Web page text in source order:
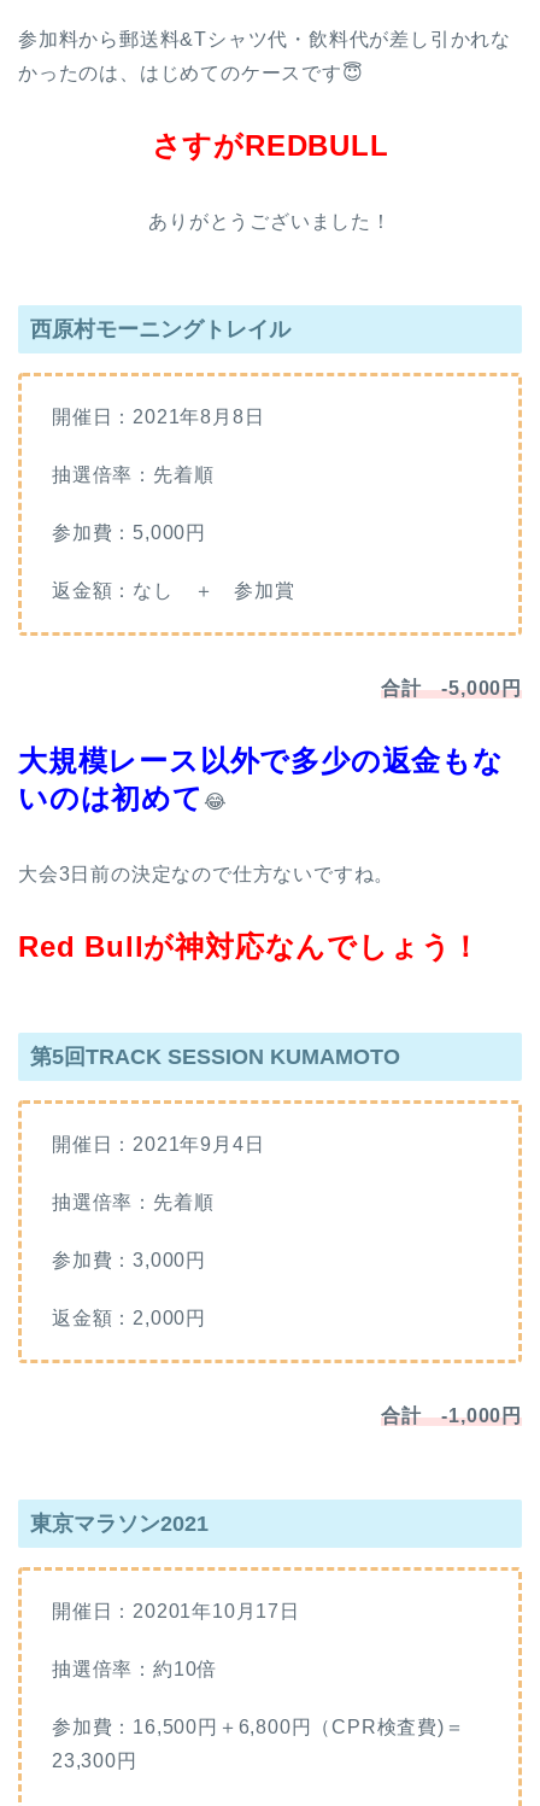
参加料から郵送料&Tシャツ代・飲料代が差し引かれな
かったのは、はじめてのケースです😇
さすがREDBULL
ありがとうございました！
西原村モーニングトレイル
開催日：2021年8月8日
抽選倍率：先着順
参加費：5,000円
返金額：なし ＋ 参加賞
合計 -5,000円
大規模レース以外で多少の返金もな
いのは初めて 😂
大会3日前の決定なので仕方ないですね。
Red Bullが神対応なんでしょう！
第5回TRACK SESSION KUMAMOTO
開催日：2021年9月4日
抽選倍率：先着順
参加費：3,000円
返金額：2,000円
合計 -1,000円
東京マラソン2021
開催日：20201年10月17日
抽選倍率：約10倍
参加費：16,500円＋6,800円（CPR検査費)＝
23,300円